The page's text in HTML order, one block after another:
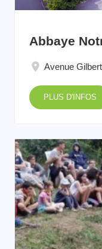
Abbaye
Avenue
PLUS D'INFOS